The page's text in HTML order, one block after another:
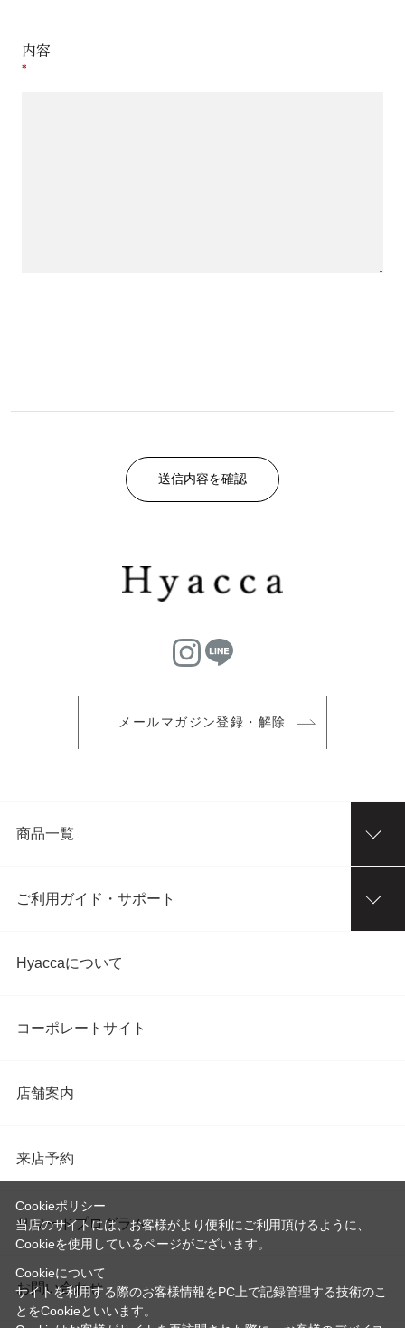
内容
メールマガジン登録・解除
商品一覧
ご利用ガイド・サポート
Hyaccaについて
コーポレートサイト
店舗案内
来店予約
リワードプログラム
お問い合わせ
Cookieポリシー
当店のサイトには、お客様がより便利にご利用頂けるように、
Cookieを使用しているページがございます。
Cookieについて
サイトを利用する際のお客様情報をPC上で記録管理する技術のこ
とをCookieといいます。